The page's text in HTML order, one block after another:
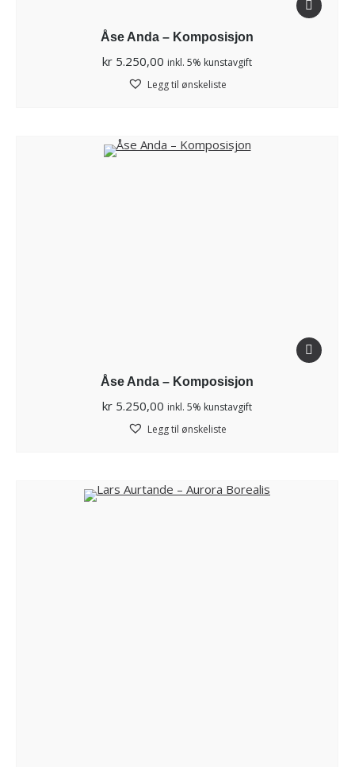
Åse Anda – Komposisjon
kr 5.250,00 inkl. 5% kunstavgift
Legg til ønskeliste
Åse Anda – Komposisjon
kr 5.250,00 inkl. 5% kunstavgift
Legg til ønskeliste